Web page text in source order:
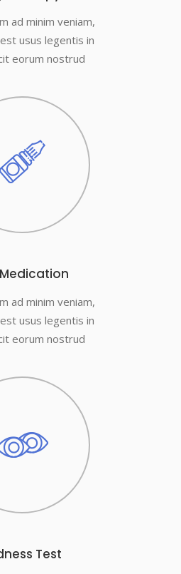
ad minim veniam,
usus legentis in
eorum nostrud
ad minim veniam,
usus legentis in
eorum nostrud
Test